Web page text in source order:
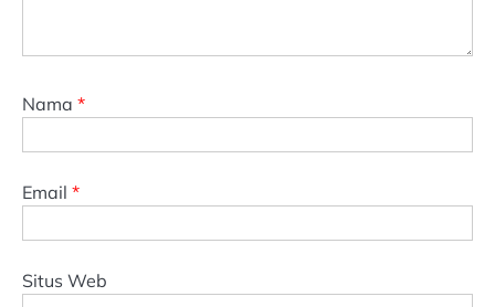
Nama *
Email *
Situs Web